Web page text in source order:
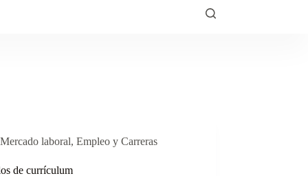
Mercado laboral,Empleo y Carreras
de currículum